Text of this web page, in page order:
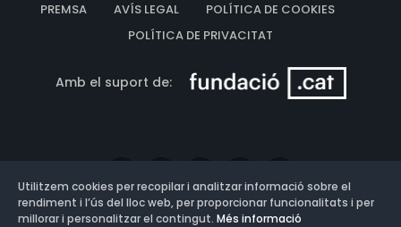
PREMSA
AVÍS LEGAL
POLÍTICA DE COOKIES
POLÍTICA DE PRIVACITAT
Amb el suport de:
Utilitzem cookies per recopilar i analitzar informació sobre el
rendiment i l’ús del lloc web, per proporcionar funcionalitats i per
millorar i personalitzar el contingut. Més informació